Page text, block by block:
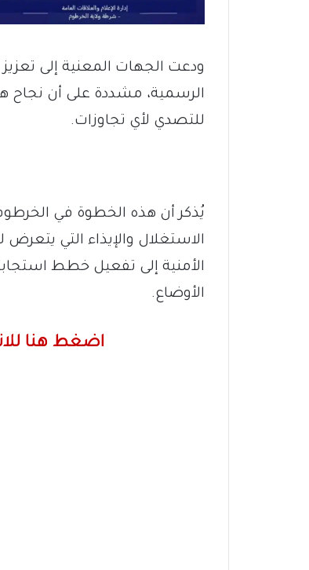
ودعت الجهات المعنية إلى
الرسمية، مشددة على أن نجاح
للتصدي لأي تجاوزات.
يُذكر أن هذه الخطوة في
الاستغلال والإيذاء التي
الأمنية إلى تفعيل خطط
الأوضاع.
اضغط هنا